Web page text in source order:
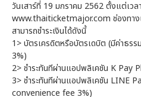
วันเสาร์ที่ 19 มกราคม 2562 ตั้งแต่เว
www.thaiticketmajor.com ช่องทาง
สามารถชำระเงินได้ดังนี้
1> บัตรเครดิตหรือบัตรเดบิต (มีค่าธร
3%)
2> ชำระทันทีผ่านแอปพลิเคชัน K Pay
3> ชำระทันทีผ่านแอปพลิเคชัน LINE
convenience fee 3%)